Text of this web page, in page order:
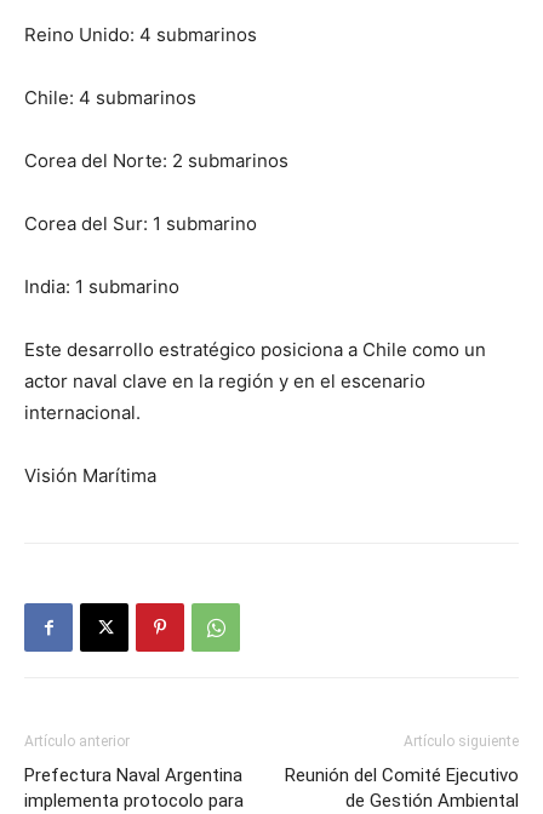
Reino Unido: 4 submarinos
Chile: 4 submarinos
Corea del Norte: 2 submarinos
Corea del Sur: 1 submarino
India: 1 submarino
Este desarrollo estratégico posiciona a Chile como un
actor naval clave en la región y en el escenario
internacional.
Visión Marítima
Artículo anterior
Prefectura Naval Argentina
implementa protocolo para
Artículo siguiente
Reunión del Comité Ejecutivo
de Gestión Ambiental